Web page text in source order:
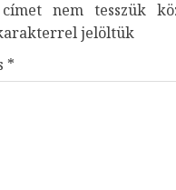
nem tesszük
jelöltük
*